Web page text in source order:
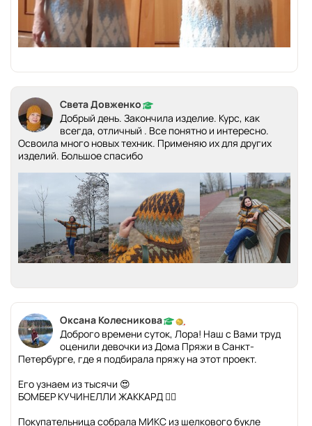
Света Довженко
Добрый день. Закончила изделие. Курс, как
всегда, отличный . Все понятно и интересно.
Освоила много новых техник. Применяю их для других
изделий. Большое спасибо
Оксана Колесникова
Доброго времени суток, Лора! Наш с Вами труд
оценили девочки из Дома Пряжи в Санкт-
Петербурге, где я подбирала пряжу на этот проект.
Его узнаем из тысячи 😍
БОМБЕР КУЧИНЕЛЛИ ЖАККАРД ❤️‍🔥
Покупательница собрала МИКС из шелкового букле